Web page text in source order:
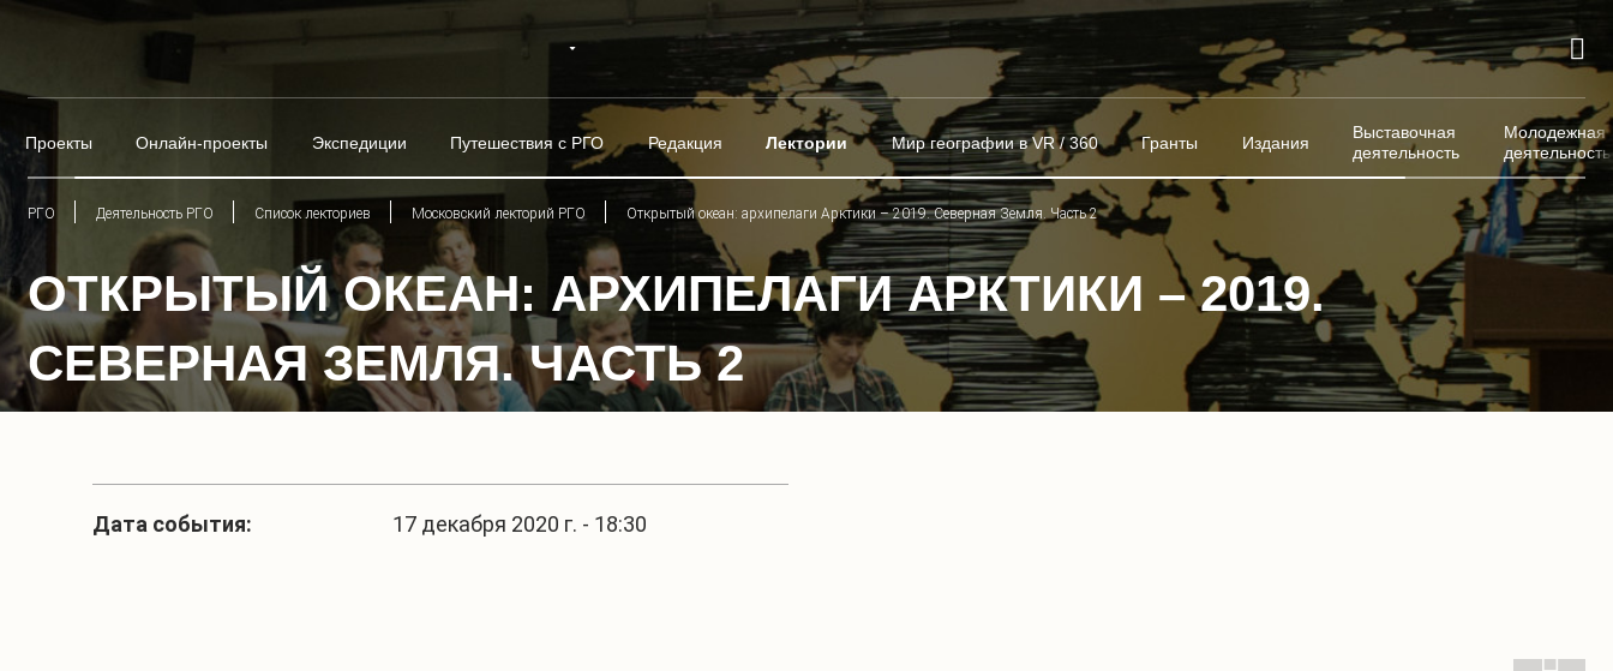
Проекты Онлайн-проекты Экспедиции Путешествия с РГО Редакция Лектории Мир географии в VR / 360 Гранты Издания
Выставочная
деятельность
Молодежная
деятельность
РГО Деятельность РГО Список лекториев Московский лекторий РГО Открытый океан: архипелаги Арктики – 2019. Северная Земля. Часть 2
ОТКРЫТЫЙ ОКЕАН: АРХИПЕЛАГИ АРКТИКИ – 2019.
СЕВЕРНАЯ ЗЕМЛЯ. ЧАСТЬ 2
Дата события: 17 декабря 2020 г. - 18:30